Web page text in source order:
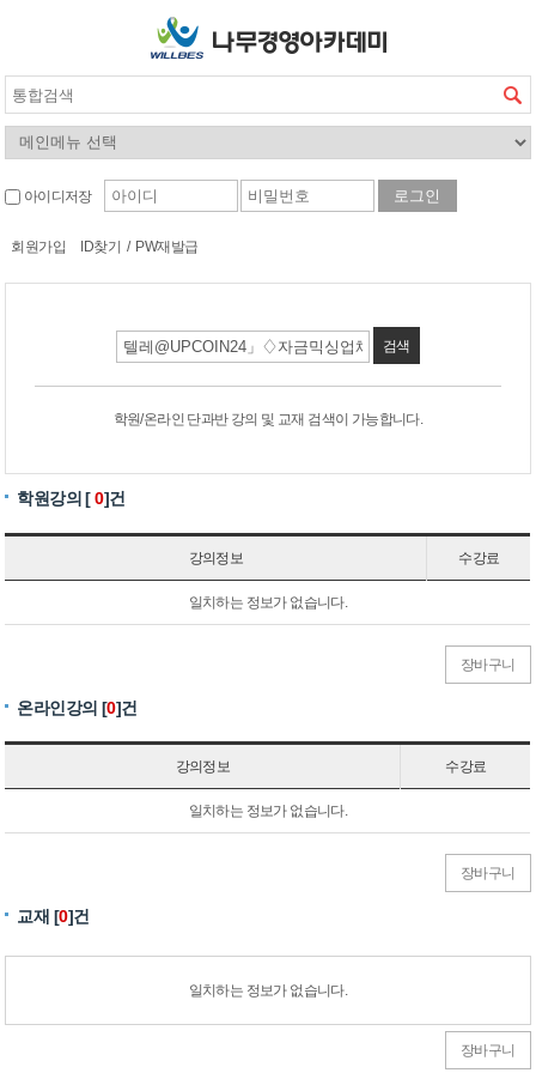
아이디저장
회원가입 ID찾기 / PW재발급
검색
학원/온라인 단과반 강의 및 교재 검색이 가능합니다.
학원강의 [0]건
강의정보 수강료
일치하는 정보가 없습니다.
장바구니
온라인강의 [0]건
강의정보 수강료
일치하는 정보가 없습니다.
장바구니
교재 [0]건
일치하는 정보가 없습니다.
장바구니